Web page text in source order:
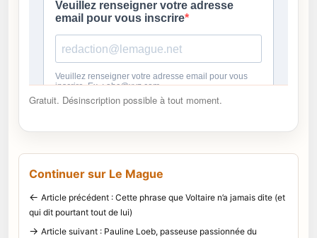
Gratuit. Désinscription possible à tout moment.
Continuer sur Le Mague
← Article précédent : Cette phrase que Voltaire n’a jamais dite (et
qui dit pourtant tout de lui)
→ Article suivant : Pauline Loeb, passeuse passionnée du